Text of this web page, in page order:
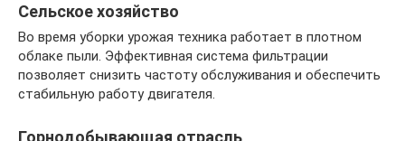
Сельское хозяйство
Во время уборки урожая техника работает в плотном
облаке пыли. Эффективная система фильтрации
позволяет снизить частоту обслуживания и обеспечить
стабильную работу двигателя.
Горнодобывающая отрасль